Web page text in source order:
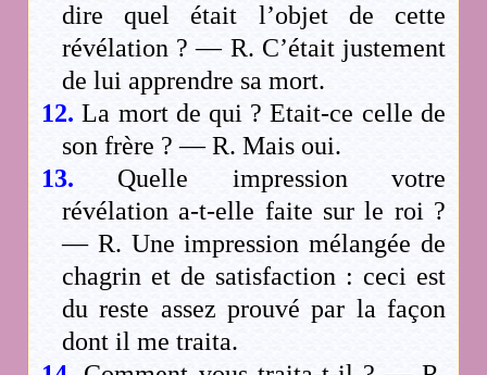
dire quel était l’objet de cette
révélation ? — R. C’était justement
de lui apprendre sa mort.
12. La mort de qui ? Etait-ce celle de
son frère ? — R. Mais oui.
13. Quelle impression votre
révélation a-t-elle faite sur le roi ?
— R. Une impression mélangée de
chagrin et de satisfaction : ceci est
du reste assez prouvé par la façon
dont il me traita.